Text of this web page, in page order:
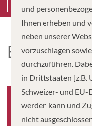
EMERALD
Baujahr
und
Ihnen erheben und
neben unserer
vorzuschlagen
durchzuführen.
in Drittstaaten [z.B.
Schweizer- und EU-
werden kann und
nicht